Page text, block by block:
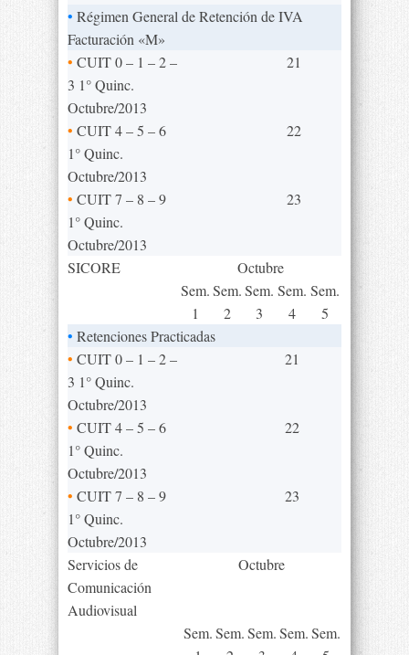
• Régimen General de Retención de IVA
Facturación «M»
• CUIT 0 – 1 – 2 –
3 1° Quinc.
Octubre/2013
21
• CUIT 4 – 5 – 6
1° Quinc.
Octubre/2013
22
• CUIT 7 – 8 – 9
1° Quinc.
Octubre/2013
23
SICORE
Octubre
Sem.
1
Sem.
2
Sem.
3
Sem.
4
Sem.
5
• Retenciones Practicadas
• CUIT 0 – 1 – 2 –
3 1° Quinc.
Octubre/2013
21
• CUIT 4 – 5 – 6
1° Quinc.
Octubre/2013
22
• CUIT 7 – 8 – 9
1° Quinc.
Octubre/2013
23
Servicios de
Comunicación
Audiovisual
Octubre
Sem.Sem.Sem.Sem.Sem.